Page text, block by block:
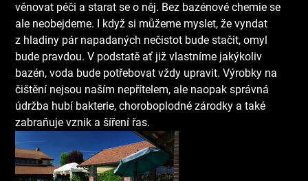
věnovat péči a starat se o něj. Bez bazénové chemie se
ale neobejdeme. I když si můžeme myslet, že vyndat
z hladiny pár napadaných nečistot bude stačit, omyl
bude pravdou. V podstatě ať již vlastníme jakýkoliv
bazén, voda bude potřebovat vždy upravit. Výrobky na
čištění nejsou naším nepřítelem, ale naopaksprávná
údržba hubí bakterie, choroboplodné zárodky a také
zabraňuje vznik a šíření řas.